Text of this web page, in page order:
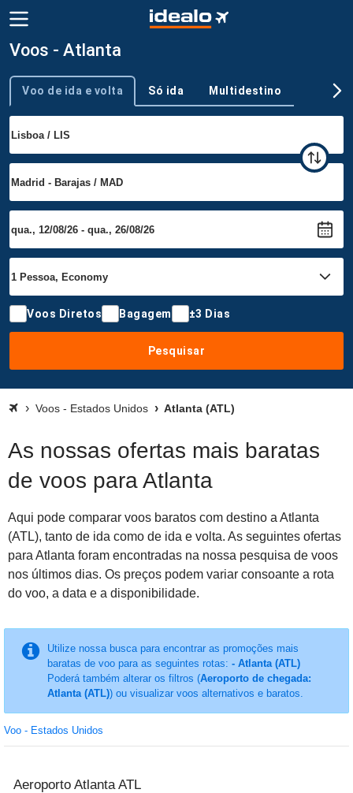
Voos - Atlanta
Tipo de viagem
Voo de ida e volta Só ida Multidestino
Voos Diretos Bagagem ±3 Dias
Pesquisar
Voos - Estados Unidos Atlanta (ATL)
As nossas ofertas mais baratas
de voos para Atlanta
Aqui pode comparar voos baratos com destino a Atlanta
(ATL), tanto de ida como de ida e volta. As seguintes ofertas
para Atlanta foram encontradas na nossa pesquisa de voos
nos últimos dias. Os preços podem variar consoante a rota
do voo, a data e a disponibilidade.
Utilize nossa busca para encontrar as promoções mais
baratas de voo para as seguintes rotas: - Atlanta (ATL)
Poderá também alterar os filtros (Aeroporto de chegada:
Atlanta (ATL)) ou visualizar voos alternativos e baratos.
Voo - Estados Unidos
Aeroporto Atlanta ATL